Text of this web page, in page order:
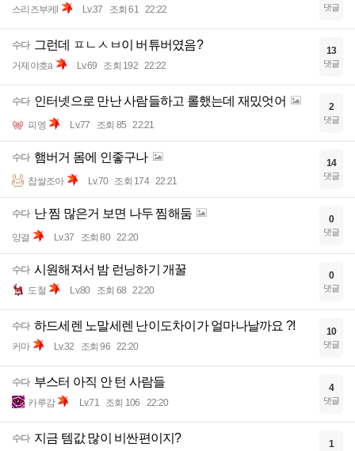
스리즈부케l Lv.37 조회 61 22:22 댓글
수다 그런데 ㅍㄴㅅㅂ이 버튜버였음?
거제야호a Lv.69 조회 192 22:22
13
댓글
수다 인터넷으로 만난 사람들하고 롤했는데 재밌엇어
피엥 Lv.77 조회 85 22:21
2
댓글
수다 햄버거 몸에 인좋구나
찹쌀조아 Lv.70 조회 174 22:21
14
댓글
수다 난 찜 많은거 보면 나두 찜해둠
양걸 Lv.37 조회 80 22:20
0
댓글
수다 시원해져서 밤 런닝하기 개꿀
도철 Lv.80 조회 68 22:20
0
댓글
수다 하드세렌 노말세렌 난이도차이가 얼마나날까요 ?!
커마 Lv.32 조회 96 22:20
10
댓글
수다 부스터 아직 안 턴 사람들
카루감 Lv.71 조회 106 22:20
4
댓글
수다 지금 템값 많이 비싼편이지? 1